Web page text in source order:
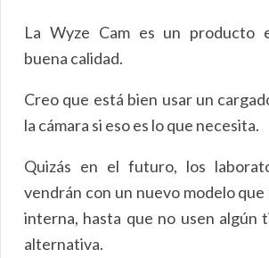
La Wyze Cam es un producto
buena calidad.
Creo que está bien usar un
la cámara si eso es lo que necesita.
Quizás en el futuro, los
vendrán con un nuevo modelo que
interna, hasta que no usen algún
alternativa.